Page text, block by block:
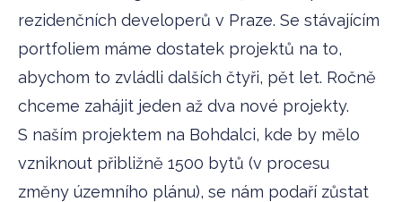
rezidenčních developerů v Praze. Se stávajícím
portfoliem máme dostatek projektů na to,
abychom to zvládli dalších čtyři, pět let. Ročně
chceme zahájit jeden až dva nové projekty.
S naším projektem na Bohdalci, kde by mělo
vzniknout přibližně 1500 bytů (v procesu
změny územního plánu), se nám podaří zůstat